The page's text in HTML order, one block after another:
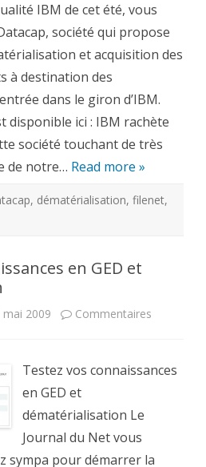
IBM de cet été, vous
société qui propose
et acquisition des
à destination des
dans le giron d’IBM.
disponible ici : IBM rachète
société touchant de très
de notre… Read more »
, dématérialisation, filenet,
en GED et
mai 2009 Commentaires
Testez vos connaissances
en GED et
dématérialisation Le
Journal du Net vous
sympa pour démarrer la